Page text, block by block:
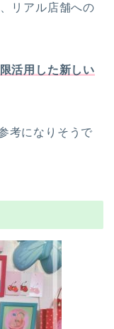
リアル店舗への
活用した新しい
考になりそうで